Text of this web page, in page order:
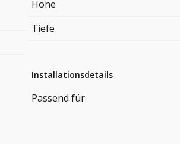
Höhe
Tiefe
Installationsdetails
Passend für